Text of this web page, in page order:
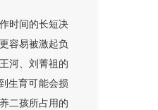
时间的长短决
容易被激起负
河、刘菁祖的
生育可能会损
二孩所占用的